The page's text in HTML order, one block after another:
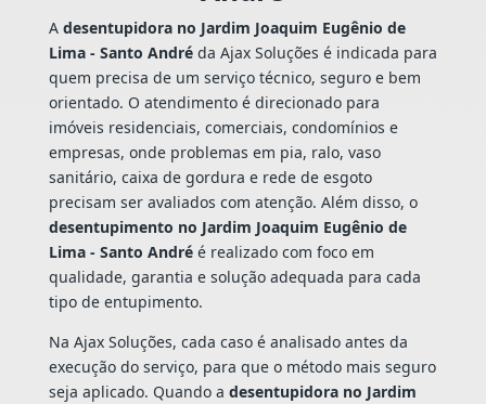
A desentupidora no Jardim Joaquim Eugênio de
Lima - Santo Andréda Ajax Soluções é indicada para
quem precisa de um serviço técnico, seguro e bem
orientado. O atendimento é direcionado para
imóveis residenciais, comerciais, condomínios e
empresas, onde problemas em pia, ralo, vaso
sanitário, caixa de gordura e rede de esgoto
precisam ser avaliados com atenção. Além disso, o
desentupimento no Jardim Joaquim Eugênio de
Lima - Santo Andréé realizado com foco em
qualidade, garantia e solução adequada para cada
tipo de entupimento.
Na Ajax Soluções, cada caso é analisado antes da
execução do serviço, para que o método mais seguro
seja aplicado. Quando a desentupidora no Jardim